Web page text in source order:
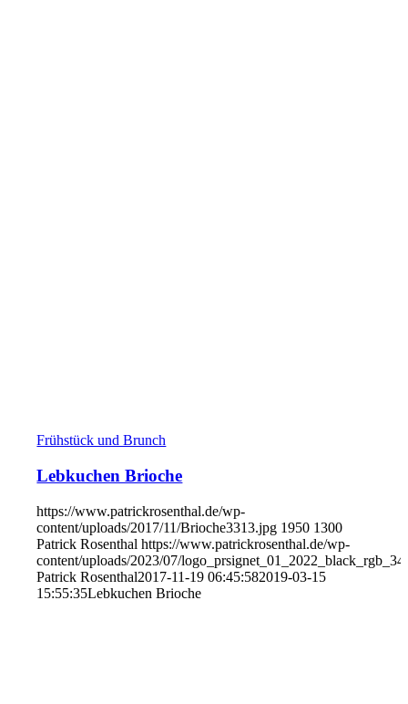
Frühstück und Brunch
Lebkuchen Brioche
https://www.patrickrosenthal.de/wp-
content/uploads/2017/11/Brioche3313.jpg 1950 1300
Patrick Rosenthal https://www.patrickrosenthal.de/wp-
content/uploads/2023/07/
Patrick Rosenthal2017-11-19 06:45:582019-03-15
15:55:35Lebkuchen Brioche